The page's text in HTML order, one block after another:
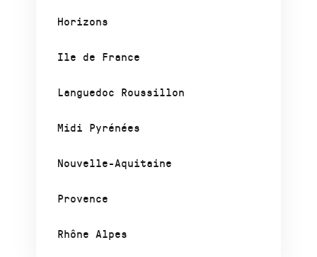
Horizons
Ile de France
Languedoc Roussillon
Midi Pyrénées
Nouvelle-Aquitaine
Provence
Rhône Alpes